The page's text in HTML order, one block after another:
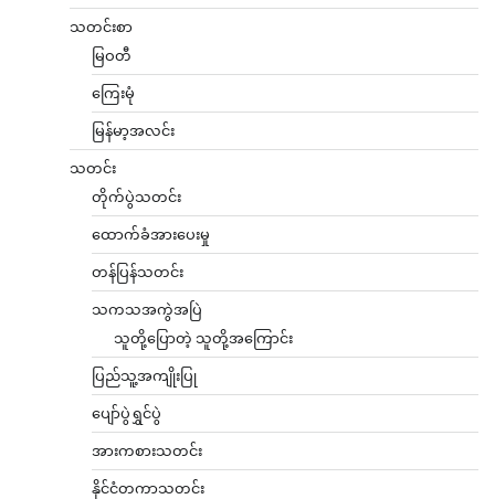
သတင်းစာ
မြဝတီ
ကြေးမုံ
မြန်မာ့အလင်း
သတင်း
တိုက်ပွဲသတင်း
ထောက်ခံအားပေးမှု
တန်ပြန်သတင်း
သကသအကွဲအပြဲ
သူတို့ပြောတဲ့ သူတို့အကြောင်း
ပြည်သူ့အကျိုးပြု
ပျော်ပွဲရွှင်ပွဲ
အားကစားသတင်း
နိုင်ငံတကာသတင်း